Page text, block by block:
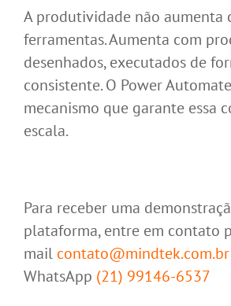
A produtividade não aumenta
ferramentas. Aumenta com
desenhados, executados de
consistente. O Power
mecanismo que garante essa
escala.
Para receber uma
plataforma, entre em contato
mail contato@mindtek.com.br
WhatsApp (21) 99146-6537
4 maneiras de otimizar